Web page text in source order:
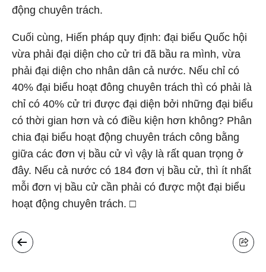
động chuyên trách.
Cuối cùng, Hiến pháp quy định: đại biểu Quốc hội
vừa phải đại diện cho cử tri đã bầu ra mình, vừa
phải đại diện cho nhân dân cả nước. Nếu chỉ có
40% đại biểu hoạt đông chuyên trách thì có phải là
chỉ có 40% cử tri được đại diện bởi những đại biểu
có thời gian hơn và có điều kiện hơn không? Phân
chia đại biểu hoạt động chuyên trách công bằng
giữa các đơn vị bầu cử vì vậy là rất quan trọng ở
đây. Nếu cả nước có 184 đơn vị bầu cử, thì ít nhất
mỗi đơn vị bầu cử cần phải có được một đại biểu
hoạt động chuyên trách. □